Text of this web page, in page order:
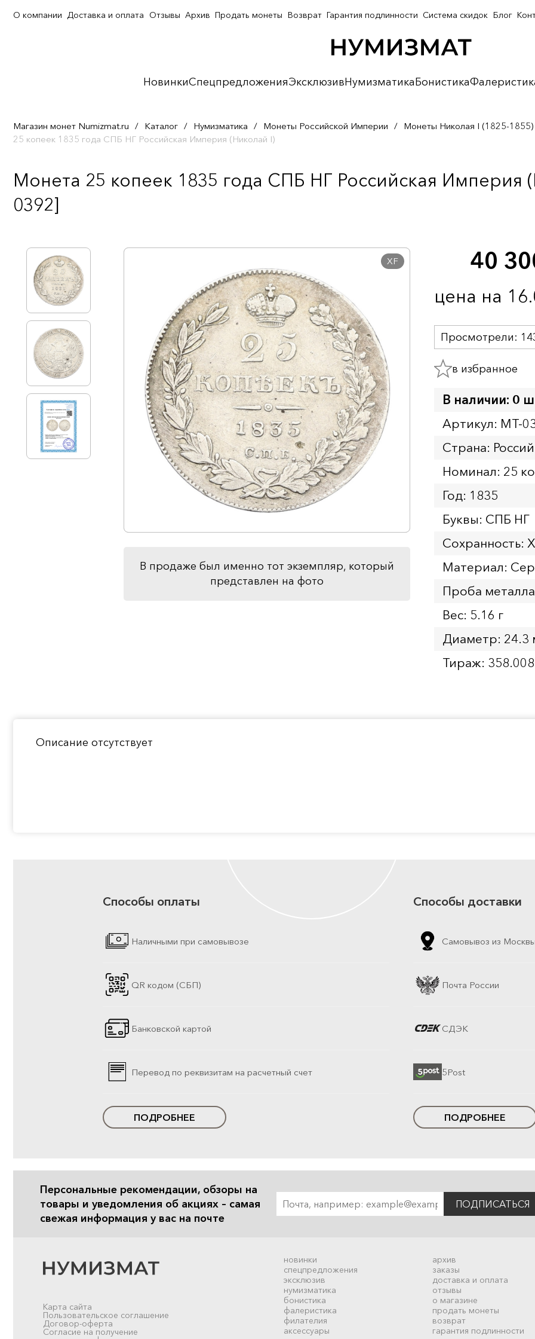
НовинкиСпецпредложенияЭксклюзивНумизматикаБонистика
О компании Доставка и оплата Отзывы Архив Продать монеты Возврат Гарантия подлинности Система скидок Блог
Магазин монет Numizmat.ru / Каталог / Нумизматика / Монеты Российской Империи / Монеты Николая I (1825-1855)
25 копеек 1835 года СПБ НГ Российская Империя (Николай I)
Монета 25 копеек 1835 года СПБ НГ Российская Империя
0392]
XF
В продаже был именно тот экземпляр, который
представлен на фото
40
цена на
Просмотрели:
в избранное
В наличии: 0
Артикул: MT-
Страна:
Номинал: 25
Год: 1835
Буквы: СПБ НГ
Сохранность:
Материал:
Проба
Вес: 5.16 г
Диаметр: 24.3
Тираж:
Описание отсутствует
Способы оплаты
Наличными при самовывозе
QR кодом (СБП)
Банковской картой
Перевод по реквизитам на расчетный счет
ПОДРОБНЕЕ
Способы доставки
Самовывоз из
Почта России
СДЭК
5Post
ПОДРОБНЕЕ
Персональные рекомендации, обзоры на
товары и уведомления об акциях – самая
свежая информация у вас на почте
ПОДПИСАТЬСЯ
новинки
спецпредложения
эксклюзив
нумизматика
бонистика
фалеристика
филателия
аксессуары
архив
заказы
доставка и оплата
отзывы
о магазине
продать монеты
возврат
гарантия подлинности
Карта сайта
Пользовательское соглашение
Договор-оферта
Согласие на получение